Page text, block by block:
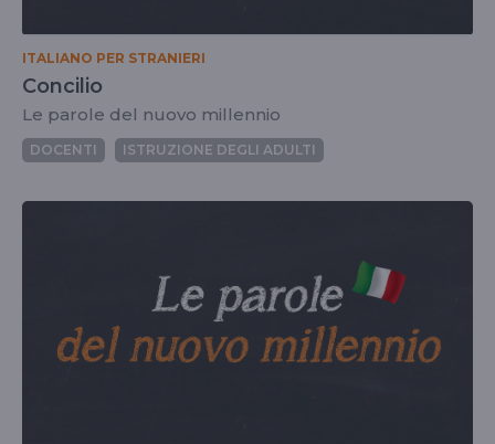
ITALIANO PER STRANIERI
Concilio
Le parole del nuovo millennio
DOCENTI ISTRUZIONE DEGLI ADULTI